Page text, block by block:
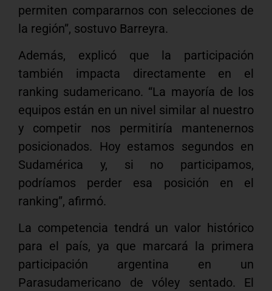
permiten compararnos con selecciones de
la región”, sostuvo Barreyra.
Además, explicó que la participación
también impacta directamente en el
ranking sudamericano. “La mayoría de los
equipos están en un nivel similar al nuestro
y competir nos permitiría mantenernos
posicionados. Hoy estamos segundos en
Sudamérica y, si no participamos,
podríamos perder esa posición en el
ranking”, afirmó.
La competencia tendrá un valor histórico
para el país, ya que marcará la primera
participación argentina en un
Parasudamericano de vóley sentado. El